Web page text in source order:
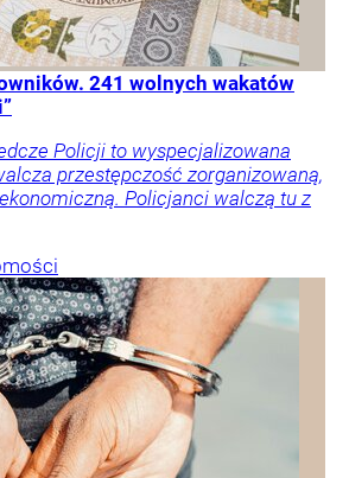
241 wolnych wakatów
Policji to wyspecjalizowana
przestępczość zorganizowaną,
Policjanci walczą tu z